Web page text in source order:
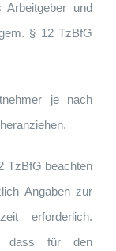
Arbeitgeber und
§ 12 TzBfG
je nach
TzBfG beachten
Angaben zur
erforderlich.
dass für den